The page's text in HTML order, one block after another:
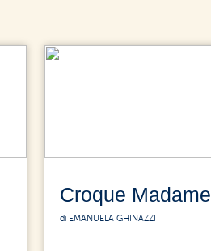
Croque Madame
di EMANUELA GHINAZZI